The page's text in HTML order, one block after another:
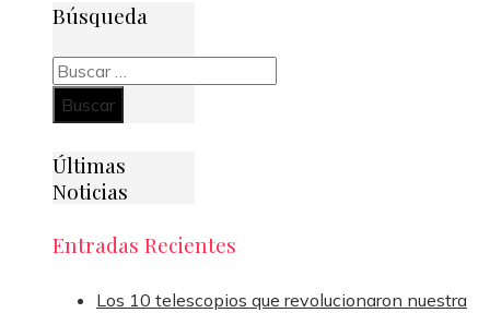
Búsqueda
Buscar:
Últimas
Noticias
Entradas Recientes
Los 10 telescopios que revolucionaron nuestra